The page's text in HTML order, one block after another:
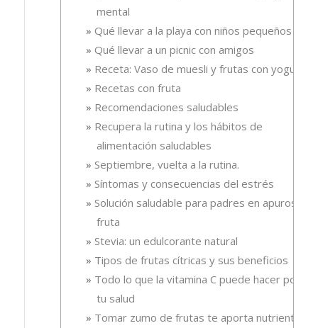
mental
Qué llevar a la playa con niños pequeños
Qué llevar a un picnic con amigos
Receta: Vaso de muesli y frutas con yogur.
Recetas con fruta
Recomendaciones saludables
Recupera la rutina y los hábitos de
alimentación saludables
Septiembre, vuelta a la rutina.
Síntomas y consecuencias del estrés
Solución saludable para padres en apuros, la
fruta
Stevia: un edulcorante natural
Tipos de frutas cítricas y sus beneficios
Todo lo que la vitamina C puede hacer por
tu salud
Tomar zumo de frutas te aporta nutrientes